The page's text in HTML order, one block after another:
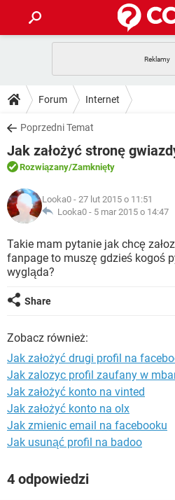
GRY
SPOTIFY
INSTAGRAM
WINDOWS 10
PORADY
PlayStation
SPOTIFY
INSTAGRAM
WINDOWS 10
DO POBRANIA
ANDROID
GRY
IOS
INSTAGRAM
WINDOWS 10
FORUM
COVID-19
GRY
INSTAGRAM
ARTYKUŁY
COVID-19
GRY
SPOTIFY
INSTAGRAM
Forum Internet
Poprzedni Temat
Jak założyć stronę
Rozwiązany/Zamknięty
Looka0 - 27 lut 2015 o 11:51
Looka0 - 5 mar 2015 o 14:47
Takie mam pytanie jak chcę
fanpage to muszę gdzieś kogoś
wygląda?
Share
Zobacz również:
Jak założyć drugi profil na
Jak zalozyc profil zaufany w
Jak założyć konto na vinted
Jak założyć konto na olx
Jak zmienic email na facebooku
Jak usunąć profil na badoo
4 odpowiedzi